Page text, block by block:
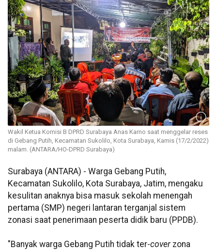
Wakil Ketua Komisi B DPRD Surabaya Anas Karno saat menggelar reses
di Gebang Putih, Kecamatan Sukolilo, Kota Surabaya, Kamis (17/2/2022)
malam. (ANTARA/HO-DPRD Surabaya)
Surabaya (ANTARA) - Warga Gebang Putih,
Kecamatan Sukolilo, Kota Surabaya, Jatim, mengaku
kesulitan anaknya bisa masuk sekolah menengah
pertama (SMP) negeri lantaran terganjal sistem
zonasi saat penerimaan peserta didik baru (PPDB).
"Banyak warga Gebang Putih tidak ter-coverzona